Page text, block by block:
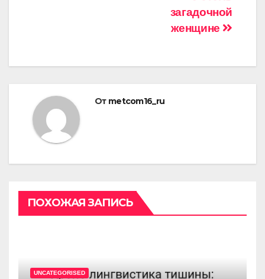
загадочной
женщине
От metcom16_ru
ПОХОЖАЯ ЗАПИСЬ
UNCATEGORISED